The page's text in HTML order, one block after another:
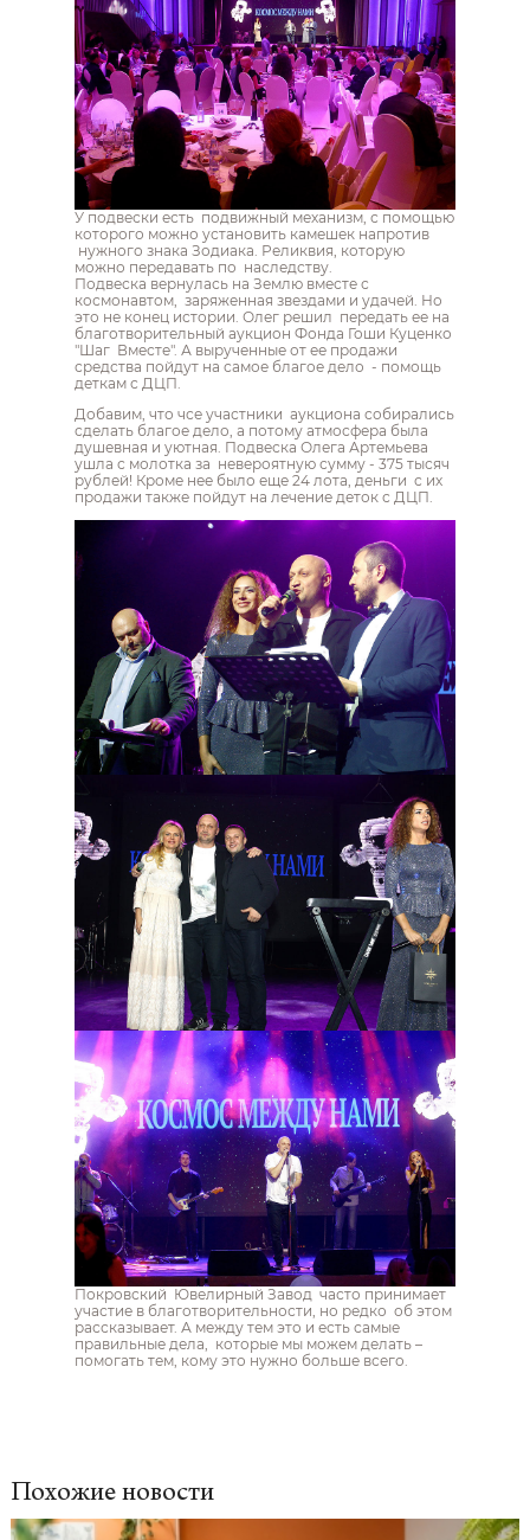
У подвески есть подвижный механизм, с помощью
которого можно установить камешек напротив
нужного знака Зодиака. Реликвия, которую
можно передавать по наследству.
Подвеска вернулась на Землю вместе с
космонавтом, заряженная звездами и удачей. Но
это не конец истории. Олег решил передать ее на
благотворительный аукцион Фонда Гоши Куценко
"Шаг Вместе". А вырученные от ее продажи
средства пойдут на самое благое дело - помощь
деткам с ДЦП.
Добавим, что чсе участники аукциона собирались
сделать благое дело, а потому атмосфера была
душевная и уютная. Подвеска Олега Артемьева
ушла с молотка за невероятную сумму - 375 тысяч
рублей! Кроме нее было еще 24 лота, деньги с их
продажи также пойдут на лечение деток с ДЦП.
Покровский Ювелирный Завод часто принимает
участие в благотворительности, но редко об этом
рассказывает. А между тем это и есть самые
правильные дела, которые мы можем делать –
помогать тем, кому это нужно больше всего.
Похожие новости